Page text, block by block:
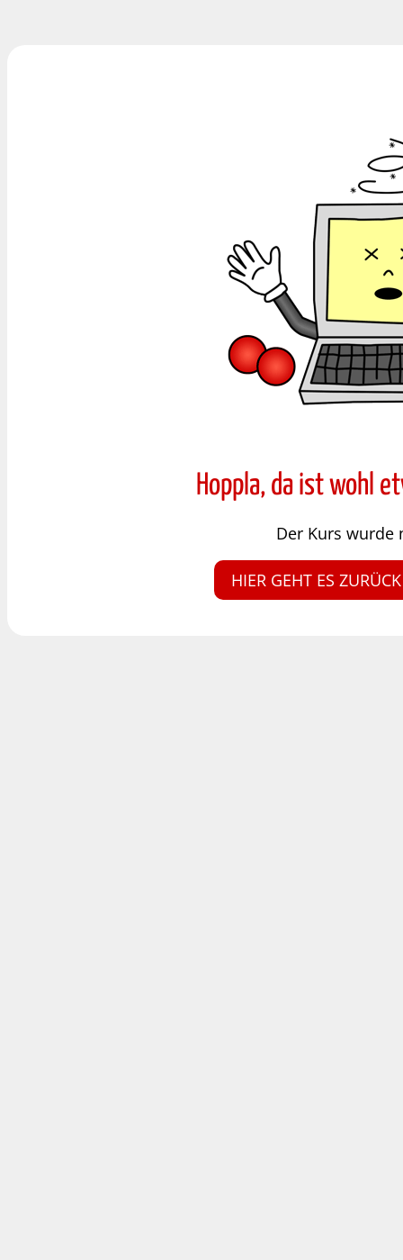
Hoppla, da ist wohl
Der Kurs wurde
HIER GEHT ES